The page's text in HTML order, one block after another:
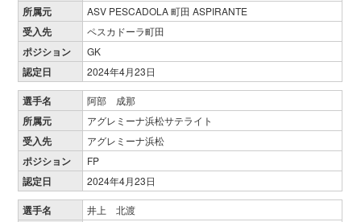
所属元 ASV PESCADOLA 町田 ASPIRANTE
受入先 ペスカドーラ町田
ポジション GK
認定日 2024年4月23日
選手名 阿部 成那
所属元 アグレミーナ浜松サテライト
受入先 アグレミーナ浜松
ポジション FP
認定日 2024年4月23日
選手名 井上 北渡